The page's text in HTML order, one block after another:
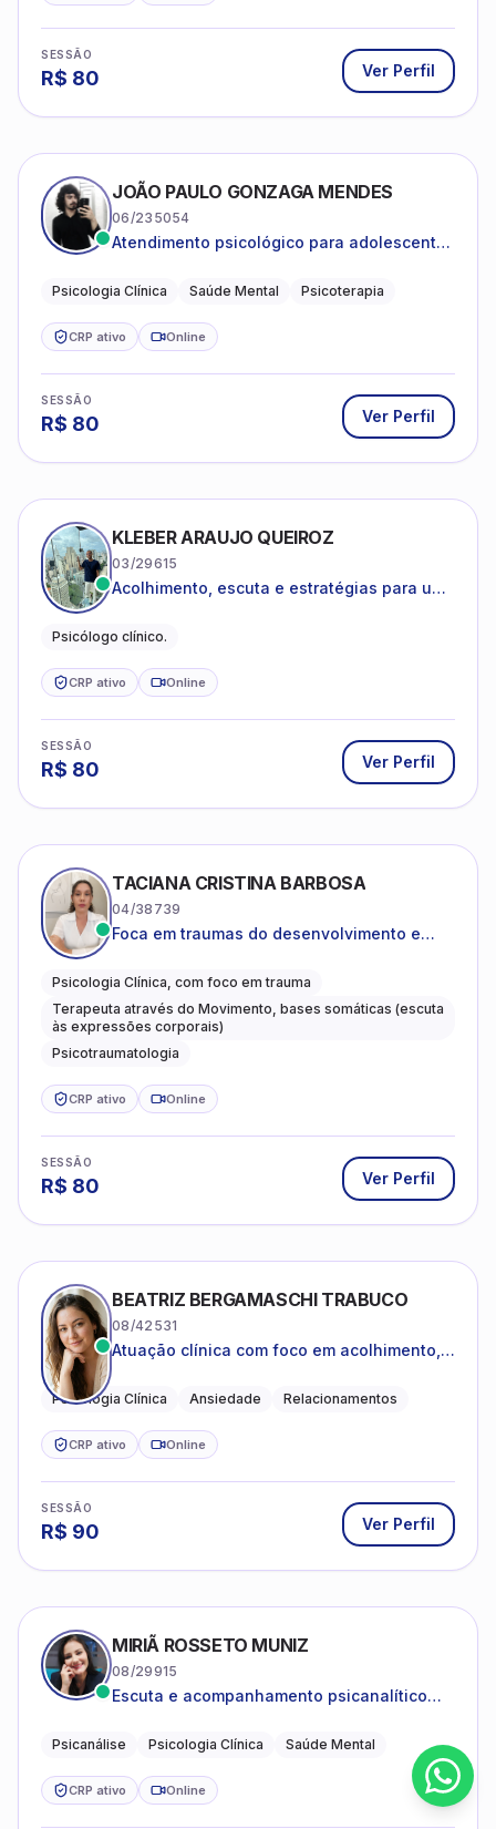
SESSÃO
R$ 80 Ver Perfil
JOÃO PAULO GONZAGA MENDES
06/235054
Atendimento psicológico para adolescentes
depressão e autoestima.
Psicologia Clínica Saúde Mental Psicoterapia
CRP ativo Online
SESSÃO
R$ 80 Ver Perfil
KLEBER ARAUJO QUEIROZ
03/29615
Acolhimento, escuta e estratégias para uma
Psicólogo clínico.
CRP ativo Online
SESSÃO
R$ 80 Ver Perfil
TACIANA CRISTINA BARBOSA
04/38739
Foca em traumas do desenvolvimento e
Psicologia Clínica, com foco em trauma
Terapeuta através do Movimento, bases somáticas (escuta
às expressões corporais)
Psicotraumatologia
CRP ativo Online
SESSÃO
R$ 80 Ver Perfil
BEATRIZ BERGAMASCHI TRABUCO
08/42531
Atuação clínica com foco em acolhimento,
Psicologia Clínica Ansiedade Relacionamentos
CRP ativo Online
SESSÃO
R$ 90 Ver Perfil
MIRIÃ ROSSETO MUNIZ
08/29915
Escuta e acompanhamento psicanalítico
Psicanálise Psicologia Clínica Saúde Mental
CRP ativo Online